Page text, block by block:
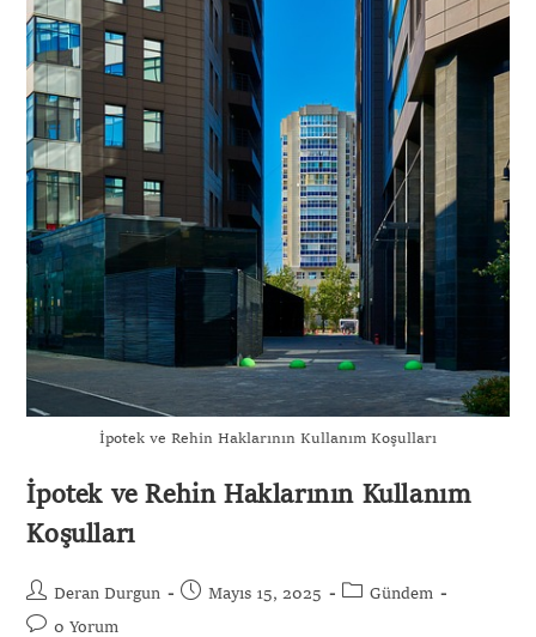
İpotek ve Rehin Haklarının Kullanım Koşulları
İpotek ve Rehin Haklarının Kullanım
Koşulları
Deran Durgun Mayıs 15, 2025
Gündem
0 Yorum